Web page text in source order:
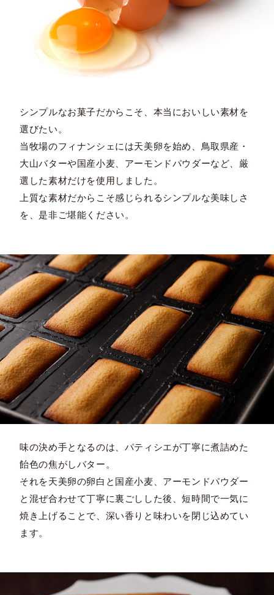
シンプルなお菓子だからこそ、本当においしい素材を
選びたい。
当牧場のフィナンシェには天美卵を始め、鳥取県産・
大山バターや国産小麦、アーモンドパウダーなど、厳
選した素材だけを使用しました。
上質な素材だからこそ感じられるシンプルな美味しさ
を、是非ご堪能ください。
味の決め手となるのは、パティシエが丁寧に煮詰めた
飴色の焦がしバター。
それを天美卵の卵白と国産小麦、アーモンドパウダー
と混ぜ合わせて丁寧に裏ごしした後、短時間で一気に
焼き上げることで、深い香りと味わいを閉じ込めてい
ます。